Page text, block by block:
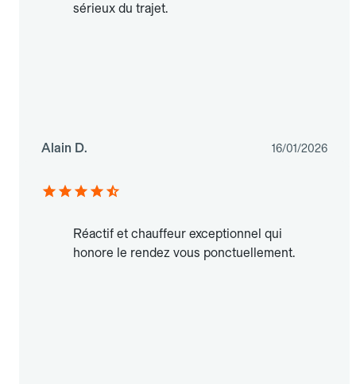
sérieux du trajet.
Alain D. 16/01/2026
Réactif et chauffeur exceptionnel qui
honore le rendez vous ponctuellement.